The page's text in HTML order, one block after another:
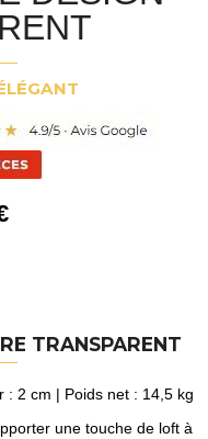
TRANSPARENT
: 2 cm | Poids net : 14,5 kg
une touche de loft à